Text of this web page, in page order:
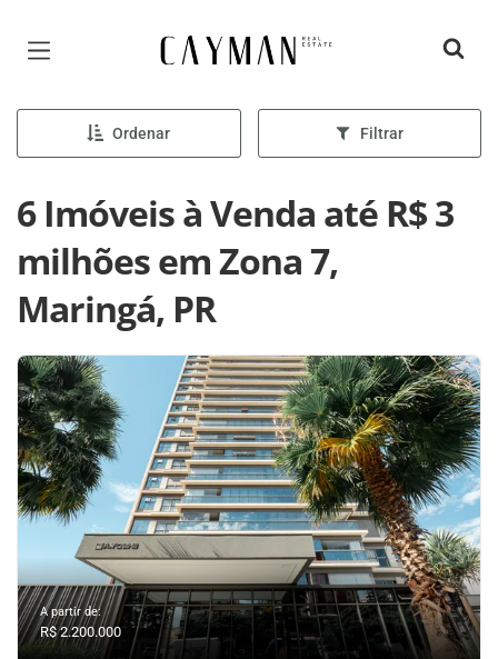
Página inicial
Ordenar Filtrar
6 Imóveis à Venda até R$ 3
milhões em Zona 7,
Maringá, PR
A partir de:
R$ 2.200.000